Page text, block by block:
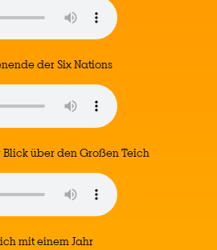
der Six Nations
über den Großen Teich
mit einem Jahr